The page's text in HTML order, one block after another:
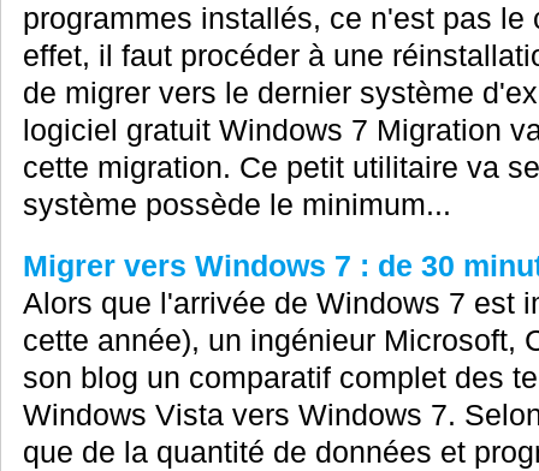
programmes installés, ce n'est pas le
effet, il faut procéder à une
de migrer vers le dernier système
logiciel gratuit Windows 7 Migration
cette migration. Ce petit utilitaire va
système possède le minimum...
Migrer vers Windows 7 : de 30
Alors que l'arrivée de Windows 7 est
cette année), un ingénieur Microsoft,
son blog un comparatif complet des
Windows Vista vers Windows 7.
que de la quantité de données et